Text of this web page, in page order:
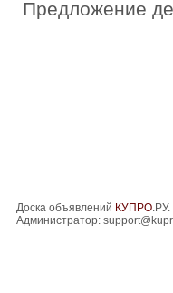
Предложение
Доска объявлений КУПРО.РУ.
Администратор: